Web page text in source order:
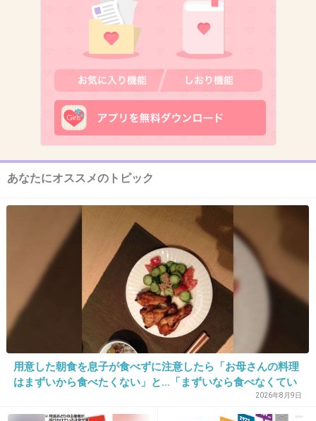
2026/06/03(水) 11:03:45
草摩慊人。ある意味環境の被害者ではある。
2026/06/03(水) 11:03:59
ひぐらしのなく頃にの竜宮レナ
1件の返信
+3
13. 匿名 2026/06/03(水) 11:04:03
パーフェクトグリッターのイチカ
あなたにオススメのトピック
用意した朝食を息子が食べずに注意したら「お母さんの料理
はまずいから食べたくない」と…「まずいなら食べなくてい
い。今後は自分で食事を用意しなさい。お金は渡す」と言っ
た話が議論に
2026年8月9日